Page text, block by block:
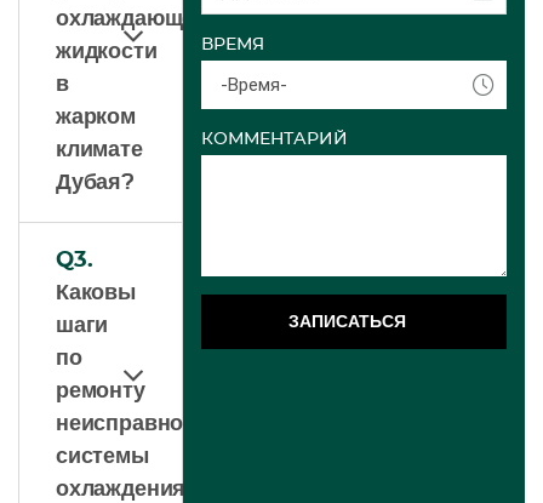
охлаждающей
жидкости
в
жарком
климате
Дубая?
Q3.
Каковы
шаги
по
ремонту
неисправной
системы
охлаждения?
ВРЕМЯ
-Время-
КОММЕНТАРИЙ
ЗАПИСАТЬСЯ